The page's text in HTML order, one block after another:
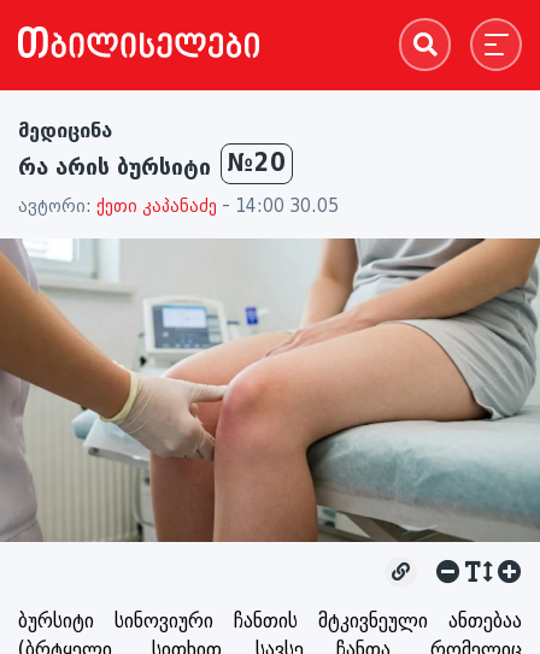
მედიცინა
რა არის ბურსიტი №20
ავტორი: ქეთი კაპანაძე - 14:00 30.05
ბურსიტი სინოვიური ჩანთის მტკივნეული ანთებაა